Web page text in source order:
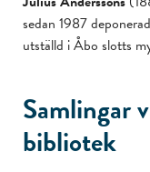
sedan 1987
utställd i Åbo slotts
Samlingar
bibliotek